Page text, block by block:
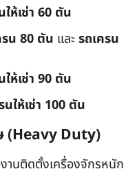
ให้เช่า 60 ตัน
รน 80 ตัน และรถเครน
ให้เช่า 90 ตัน
นให้เช่า 100 ตัน
(Heavy Duty)
านติดตั้งเครื่องจักรหนัก